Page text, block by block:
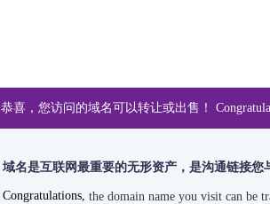
恭喜，您访问的域名可以转让或出售！
域名是互联网最重要的无形资产，是沟通链接您
Congratulations, the domain name you visit can be